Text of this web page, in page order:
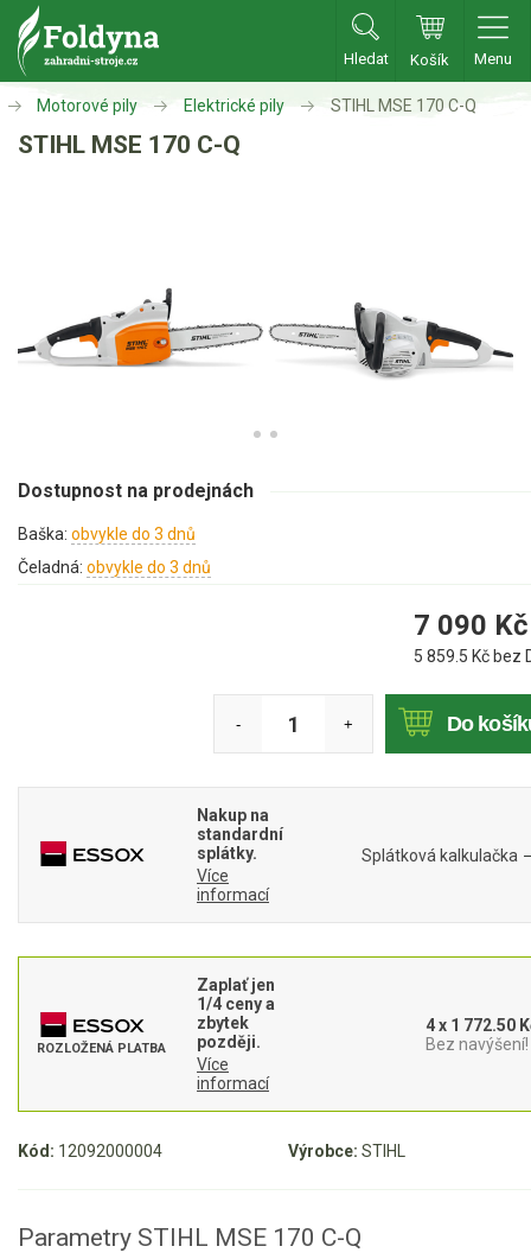
Hledat Košík Menu
Zahradní traktory
Sekačky
Mulčovače
Motorové pily
Benzínové pily
Elektrické pily
Jednoruční pily
AKU zahradní technika
Aku pily
Aku STIHL
Motorové pily Elektrické pily STIHL MSE 170 C-Q
STIHL MSE 170 C-Q
Kód: 12092000004 Výrobce: STIHL
Dostupnost na prodejnách
Baška: obvykle do 3 dnů
Čeladná: obvykle do 3 dnů
7 090 Kč
5 859.5 Kč bez
- + Do
Nakup na
standardní
splátky.
Více
informací
Splátková kalkulačka
ROZLOŽENÁ PLATBA
Zaplať jen
1/4 ceny a
zbytek
později.
Více
informací
4 x 1 772.50
Bez navýšení!
Parametry STIHL MSE 170 C-Q